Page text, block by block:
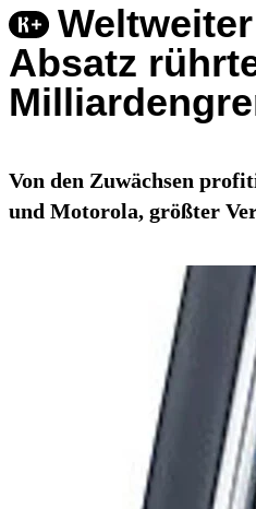
Absatz
Von den Zuwächsen
und Motorola, größter